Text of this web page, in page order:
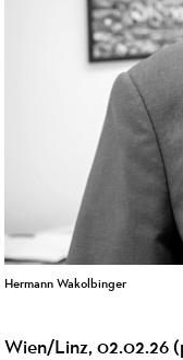
Hermann Wakolbinger
Wien/Linz, 02.02.26